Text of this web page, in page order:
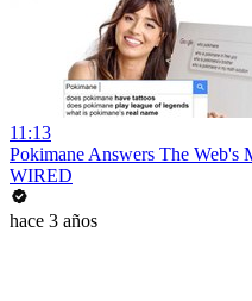
11:13
Pokimane Answers The Web's
WIRED
hace 3 años